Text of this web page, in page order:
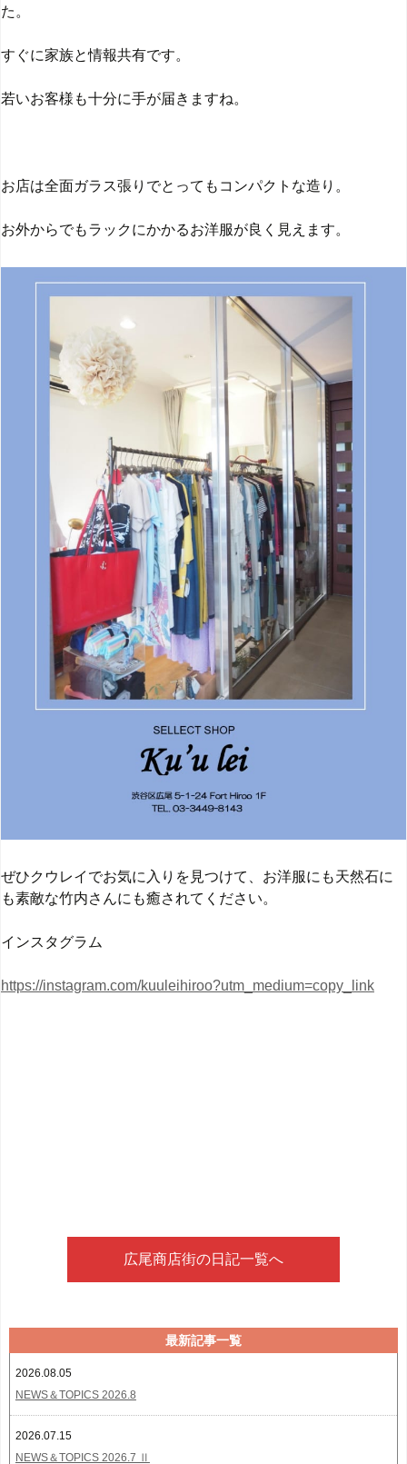
た。
すぐに家族と情報共有です。
若いお客様も十分に手が届きますね。
お店は全面ガラス張りでとってもコンパクトな造り。
お外からでもラックにかかるお洋服が良く見えます。
ぜひクウレイでお気に入りを見つけて、お洋服にも天然石に
も素敵な竹内さんにも癒されてください。
インスタグラム
https://instagram.com/kuuleihiroo?utm_medium=copy_link
広尾商店街の日記一覧へ
最新記事一覧
2026.08.05
NEWS＆TOPICS 2026.8
2026.07.15
NEWS＆TOPICS 2026.7 Ⅱ